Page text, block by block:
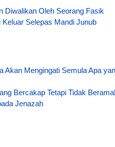
Diwalikan Oleh Seorang Fasik
Selepas Mandi Junub
Akan Mengingati Semula Apa
Bercakap Tetapi Tidak Beramal
Jenazah